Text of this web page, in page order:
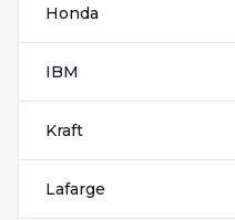
Honda
IBM
Kraft
Lafarge